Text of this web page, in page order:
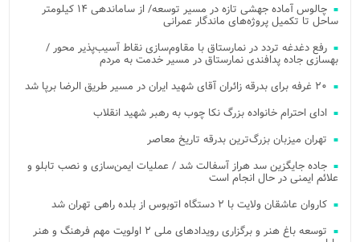
چالوس آماده جهشی تازه در مسیر توسعه/ از ساماندهی ۱۴ کیلومتر
ساحل تا تکمیل پروژه‌های ماندگار عمرانی
رفع دغدغه تردد در نمارستاق با مقاوم‌سازی نقاط آسیب‌پذیر محور /
بهسازی جاده پدافندی نمارستاق در مسیر خدمت به مردم
۲۰ غرفه برای بدرقه زائران آقای شهید ایران در مسیر طریق الرضا برپا شد
ادای احترام خانواده بزرگ نکا چوب به رهبر شهید انقلاب
تهران میزبان بزرگ‌ترین بدرقه تاریخ معاصر
جاده جایگزین سد هراز آسفالت شد / عملیات ایمن‌سازی و نصب تابلو و
علائم ایمنی در حال انجام است
کاروان عاشقان ولایت با ۲ دستگاه اتوبوس از بلده راهی تهران شد
توسعه باغ هنر و برگزاری رویدادهای ملی ۲ اولویت مهم فرهنگ و هنر